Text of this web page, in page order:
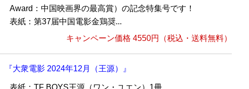
Award：中国映画界の最高賞）の記念特集号です！
表紙：第37届中国電影金鶏奨...
キャンペーン価格 4550円
（税込・送料無料）
『大衆電影 2024年12月（王源）』
表紙：TF BOYS王源（ワン・ユエン）1冊